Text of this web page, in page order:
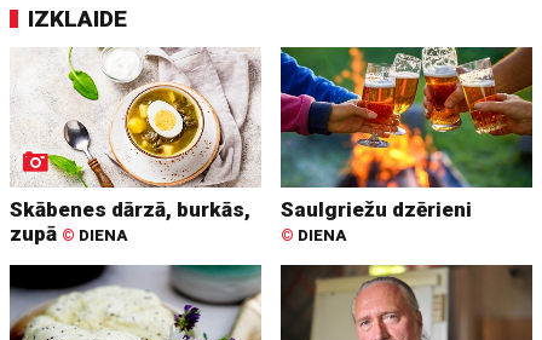
IZKLAIDE
Skābenes dārzā, burkās,
zupā © DIENA
Saulgriežu dzērieni
© DIENA